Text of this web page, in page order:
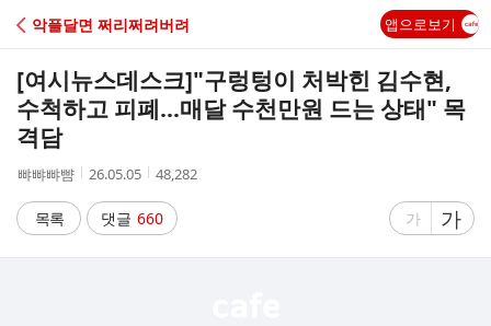
C
A
악플달면 쩌리쩌려버려 앱으로보기
[여시뉴스데스크]"구렁텅이 처박힌 김수현,
수척하고 피폐…매달 수천만원 드는 상태" 목
격담
작
자
뺘뺘뺘뺨
작
시
간
26.05.05
조
수
48,282
목록 댓글 660
글
가
글
자
가